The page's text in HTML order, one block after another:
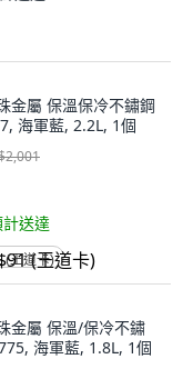
金屬 保溫保冷不鏽鋼
海軍藍, 2.2L, 1個
送達
(王道卡)
金屬 保溫/保冷不鏽
海軍藍, 1.8L, 1個